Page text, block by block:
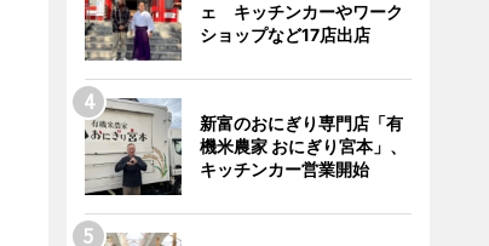
ェ キッチンカーやワーク
ショップなど17店出店
新富のおにぎり専門店「有
機米農家 おにぎり宮本」、
キッチンカー営業開始